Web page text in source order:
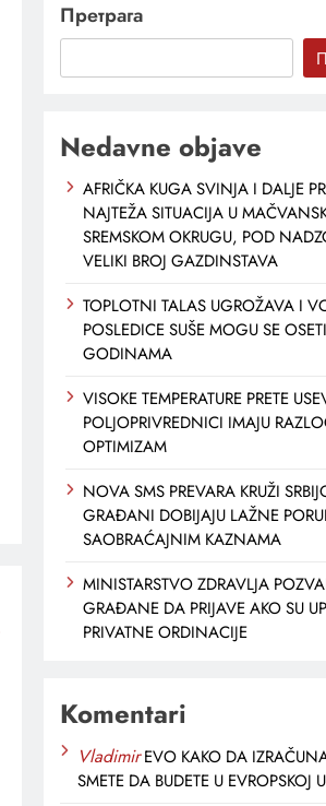
Претрага
Nedavne objave
AFRIČKA KUGA SVINJA I DALJE
NAJTEŽA SITUACIJA U
SREMSKOM OKRUGU, POD
VELIKI BROJ GAZDINSTAVA
TOPLOTNI TALAS UGROŽAVA I
POSLEDICE SUŠE MOGU SE
GODINAMA
VISOKE TEMPERATURE PRETE
POLJOPRIVREDNICI IMAJU
OPTIMIZAM
NOVA SMS PREVARA KRUŽI
GRAĐANI DOBIJAJU LAŽNE
SAOBRAĆAJNIM KAZNAMA
MINISTARSTVO ZDRAVLJA
GRAĐANE DA PRIJAVE AKO SU
PRIVATNE ORDINACIJE
Komentari
Vladimir EVO KAKO DA
SMETE DA BUDETE U EVROPSKOJ